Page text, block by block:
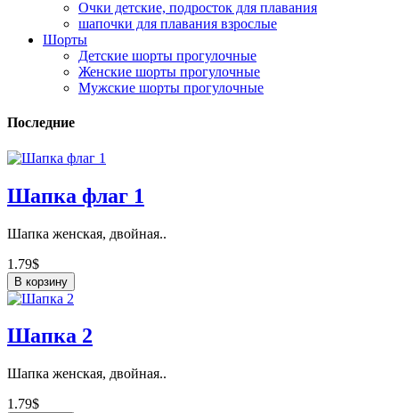
Очки детские, подросток для плавания
шапочки для плавания взрослые
Шорты
Детские шорты прогулочные
Женские шорты прогулочные
Мужские шорты прогулочные
Последние
Шапка флаг 1
Шапка женская, двойная..
1.79$
В корзину
Шапка 2
Шапка женская, двойная..
1.79$